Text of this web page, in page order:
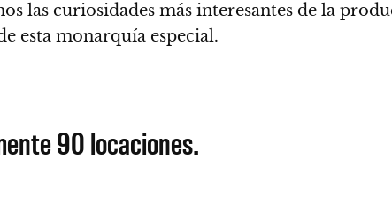
las curiosidades más interesantes de la
esta monarquía especial.
90 locaciones.